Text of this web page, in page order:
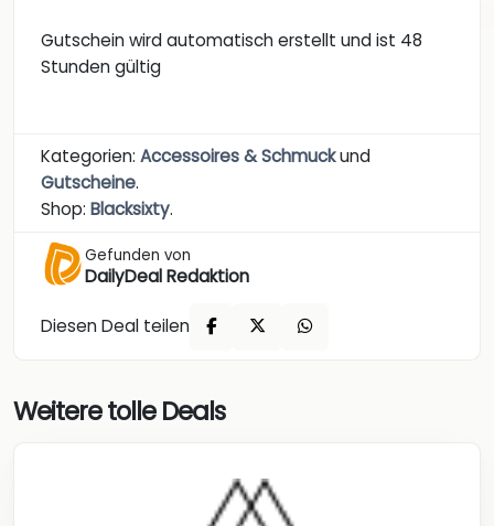
Gutschein wird automatisch erstellt und ist 48
Stunden gültig
Kategorien: Accessoires & Schmuckund
Gutscheine.
Shop: Blacksixty.
Gefunden von
DailyDeal Redaktion
Diesen Deal teilen
Weitere tolle Deals